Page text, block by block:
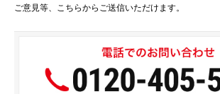
ご意見等、こちらからご送信いただけます。